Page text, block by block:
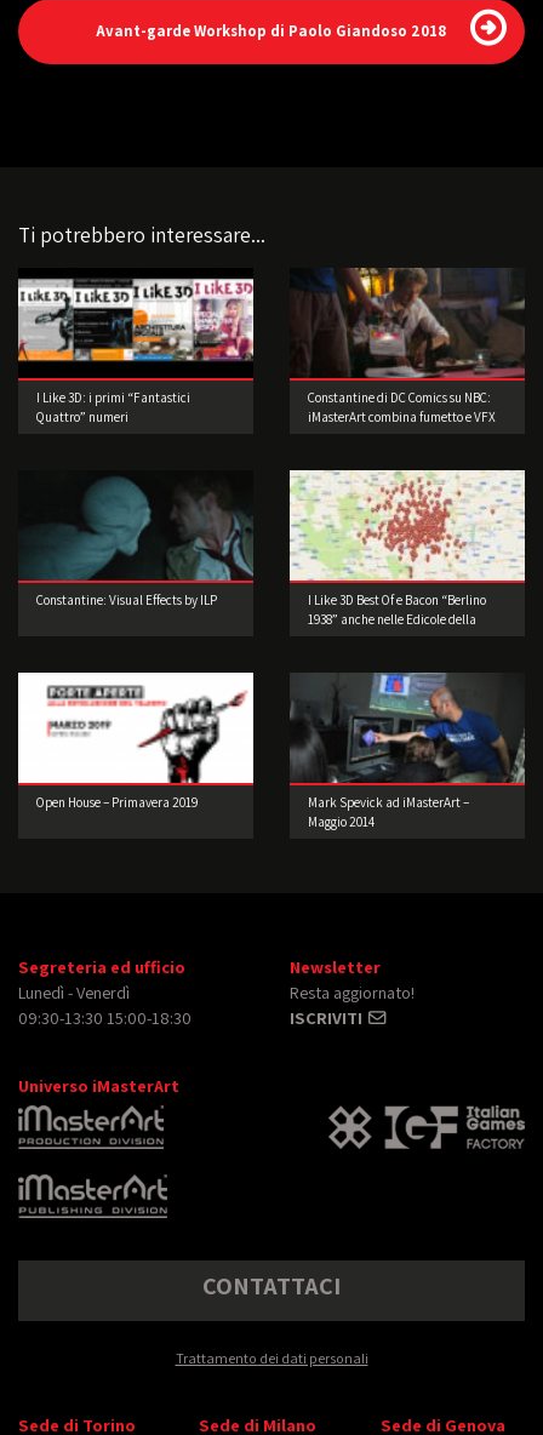
Avant-garde Workshop di Paolo Giandoso 2018
Ti potrebbero interessare...
I Like 3D: i primi “Fantastici
Quattro” numeri
Constantine di DC Comics su NBC:
iMasterArt combina fumetto e VFX
Constantine: Visual Effects by ILP
I Like 3D Best Of e Bacon “Berlino
1938” anche nelle Edicole della
Open House – Primavera 2019
Mark Spevick ad iMasterArt –
Maggio 2014
Segreteria ed ufficio
Lunedì - Venerdì
09:30-13:30 15:00-18:30
Newsletter
Resta aggiornato!
ISCRIVITI
Universo iMasterArt
CONTATTACI
Trattamento dei dati personali
Sede di Torino Sede di Milano Sede di Genova